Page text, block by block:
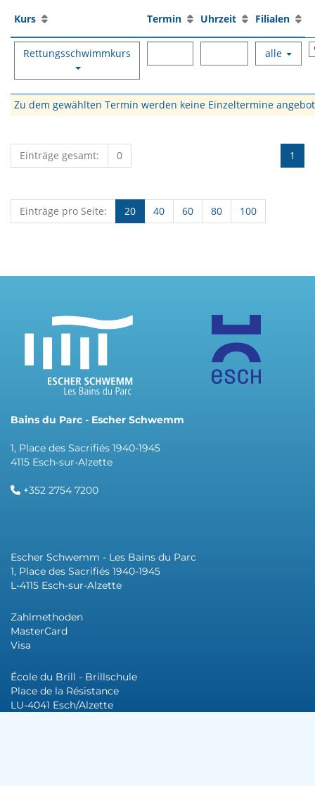
Kurs Termin Uhrzeit Filialen
Rettungsschwimmkurs alle
Zu dem gewählten Termin werden keine Einzeltermine
1
Einträge gesamt: 0
Einträge pro Seite: 20 40 60 80 100
Bains du Parc - Escher Schwemm
1, Place des Sacrifiés 1940-1945
4115 Esch-sur-Alzette
+352 2754 7200
Escher Schwemm - Les Bains du Parc
1, Place des Sacrifiés 1940-1945
L-4115 Esch-sur-Alzette
Zahlmethoden
MasterCard
Visa
École du Brill - Brillschule
Place de la Résistance
LU-4041 Esch/Alzette